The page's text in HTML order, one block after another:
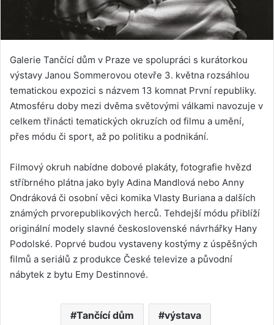
Galerie Tančící dům v Praze ve spolupráci s kurátorkou
výstavy Janou Sommerovou otevře 3. května rozsáhlou
tematickou expozici s názvem 13 komnat První republiky.
Atmosféru doby mezi dvěma světovými válkami navozuje v
celkem třinácti tematických okruzích od filmu a umění,
přes módu či sport, až po politiku a podnikání.
Filmový okruh nabídne dobové plakáty, fotografie hvězd
stříbrného plátna jako byly Adina Mandlová nebo Anny
Ondráková či osobní věci komika Vlasty Buriana a dalších
známých prvorepublikových herců. Tehdejší módu přiblíží
originální modely slavné československé návrhářky Hany
Podolské. Poprvé budou vystaveny kostýmy z úspěšných
filmů a seriálů z produkce České televize a původní
nábytek z bytu Emy Destinnové.
Tančící dům výstava